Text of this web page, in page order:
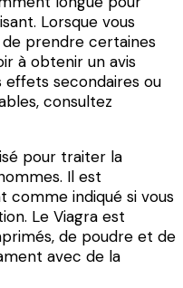
Lorsque vous
prendre certaines
à obtenir un avis
effets secondaires ou
consultez
pour traiter la
Il est
comme indiqué si vous
Le Viagra est
de poudre et de
avec de la